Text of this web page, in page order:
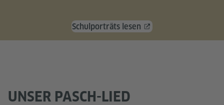
Schulporträts lesen
UNSER PASCH-LIED